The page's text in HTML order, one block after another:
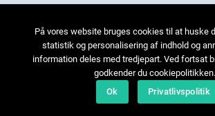
Kontakt os
Sitemap
På vores website bruges cookies til at huske
statistik og personalisering af indhold og
information deles med tredjepart. Ved fortsat
godkender du cookiepolitikken.
Ok
Privatlivspolitik